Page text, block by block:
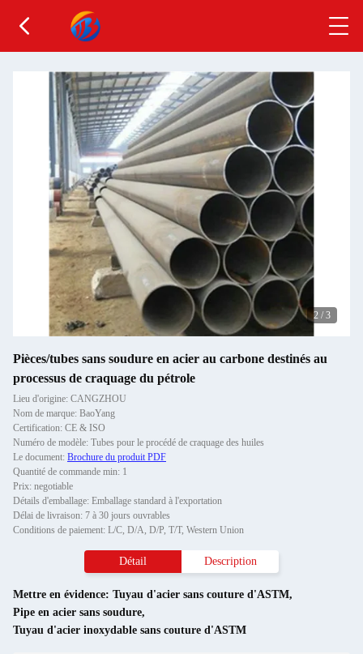
2 / 3
Pièces/tubes sans soudure en acier au carbone destinés au
processus de craquage du pétrole
Lieu d'origine: CANGZHOU
Nom de marque: BaoYang
Certification: CE & ISO
Numéro de modèle: Tubes pour le procédé de craquage des huiles
Le document: Brochure du produit PDF
Quantité de commande min: 1
Prix: negotiable
Détails d'emballage: Emballage standard à l'exportation
Délai de livraison: 7 à 30 jours ouvrables
Conditions de paiement: L/C, D/A, D/P, T/T, Western Union
Détail Description
Mettre en évidence: Tuyau d'acier sans couture d'ASTM,
Pipe en acier sans soudure,
Tuyau d'acier inoxydable sans couture d'ASTM